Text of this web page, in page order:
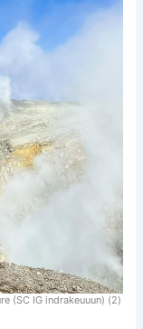
(SC IG indrakeuuun) (2)